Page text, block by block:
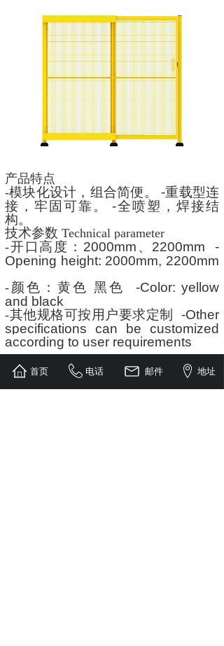
产品特点
-模块化设计，组合简便。-重载型连
接，牢固可靠。-全喷塑，焊接结
构。
技术参数 Technical parameter
-开口高度： 2000mm 、 2200mm -
Opening height: 2000mm, 2200mm
- 颜色：黄色 黑色 -Color: yellow
and black
-其他规格可按用户要求定制 -Other
specifications can be customized
according to user requirements
首页 电话 邮件 地址